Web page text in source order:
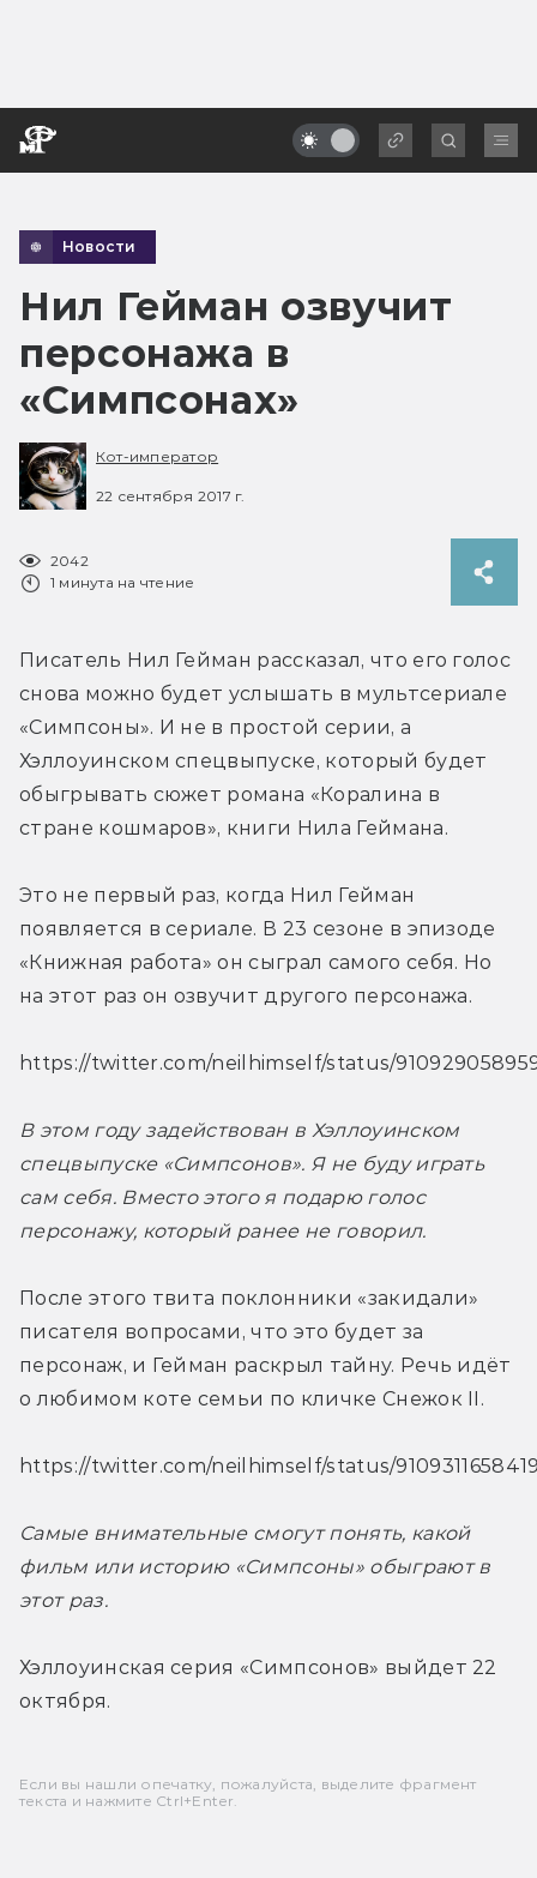
Новости
Нил Гейман озвучит
персонажа в
«Симпсонах»
Кот-император
22 сентября 2017 г.
2042
1 минута на чтение
Писатель Нил Гейман рассказал, что его голос
снова можно будет услышать в мультсериале
«Симпсоны». И не в простой серии, а
Хэллоуинском спецвыпуске, который будет
обыгрывать сюжет романа «Коралина в
стране кошмаров», книги Нила Геймана.
Это не первый раз, когда Нил Гейман
появляется в сериале. В 23 сезоне в эпизоде
«Книжная работа» он сыграл самого себя. Но
на этот раз он озвучит другого персонажа.
https://twitter.com/neilhimself/status/
В этом году задействован в Хэллоуинском
спецвыпуске «Симпсонов». Я не буду играть
сам себя. Вместо этого я подарю голос
персонажу, который ранее не говорил.
После этого твита поклонники «закидали»
писателя вопросами, что это будет за
персонаж, и Гейман раскрыл тайну. Речь идёт
о любимом коте семьи по кличке Снежок II.
https://twitter.com/neilhimself/status/
Самые внимательные смогут понять, какой
фильм или историю «Симпсоны» обыграют в
этот раз.
Хэллоуинская серия «Симпсонов» выйдет 22
октября.
Если вы нашли опечатку, пожалуйста, выделите фрагмент
текста и нажмите Ctrl+Enter.